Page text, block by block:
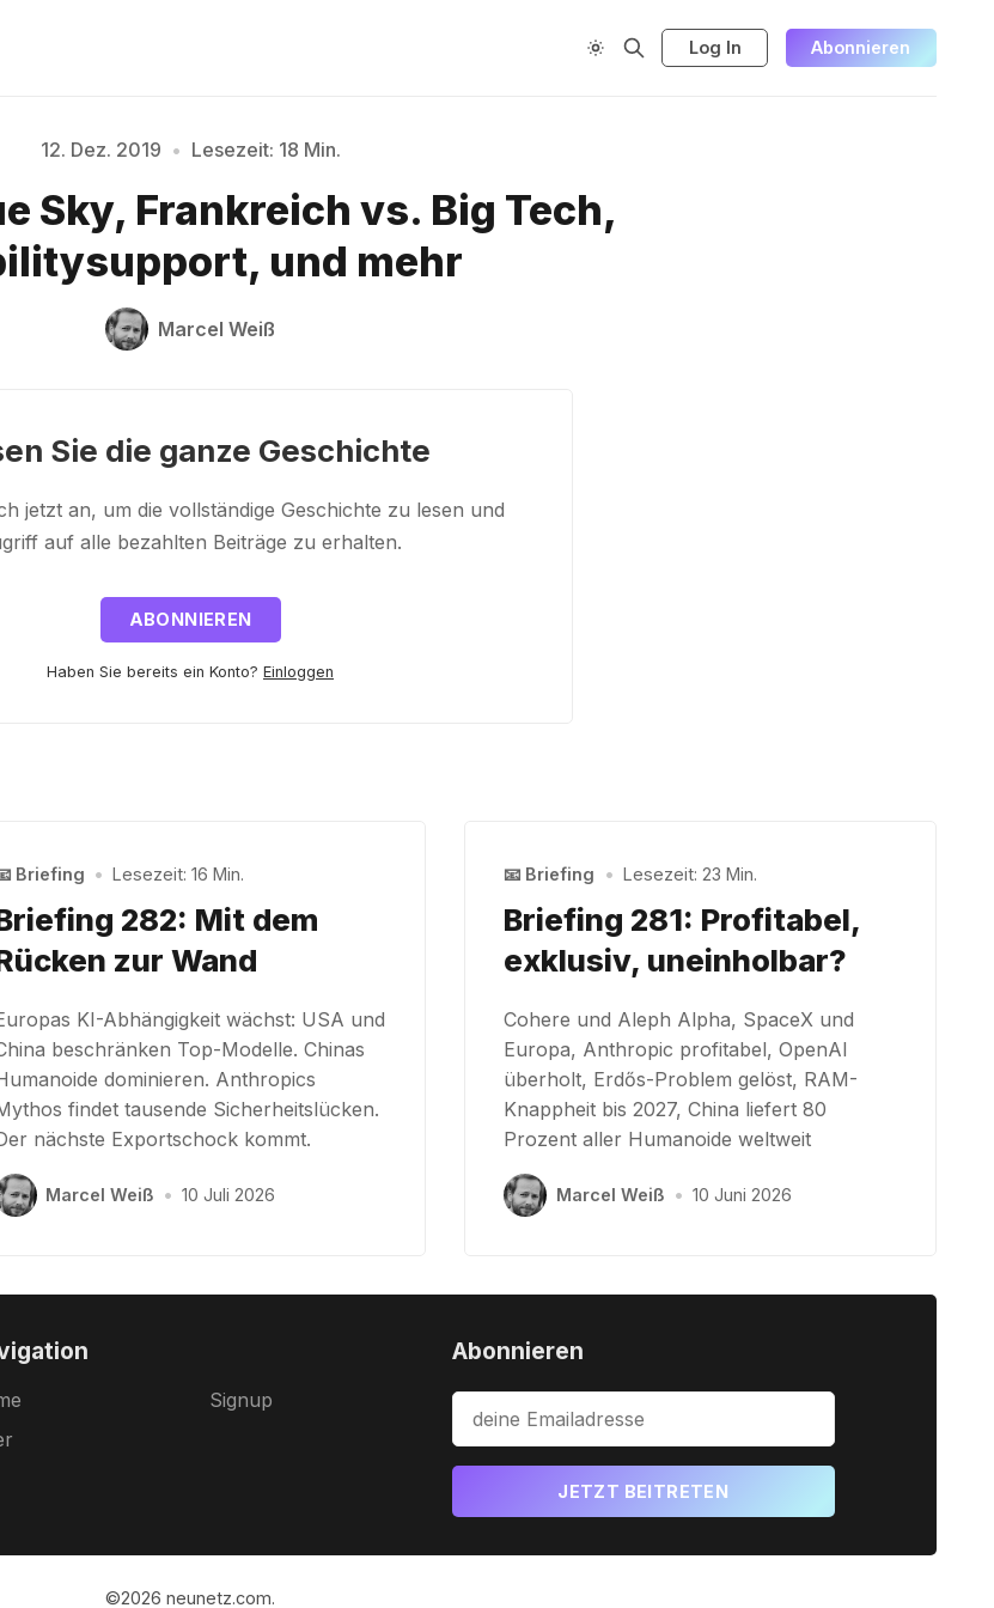
Log In Abonnieren
Bitte geben Sie mindestens 3 Zeichen ein
12. Dez. 2019 • Lesezeit: 18 Min.
Sky, Frankreich vs. Big Tech,
und mehr
Marcel Weiß
Sie die ganze Geschichte
jetzt an, um die vollständige Geschichte zu lesen und
auf alle bezahlten Beiträge zu erhalten.
ABONNIEREN
Haben Sie bereits ein Konto? Einloggen
Briefing • Lesezeit: 16 Min.
282: Mit dem
zur Wand
KI-Abhängigkeit wächst: USA und
beschränken Top-Modelle. Chinas
dominieren. Anthropics
findet tausende Sicherheitslücken.
nächste Exportschock kommt.
Marcel Weiß • 10 Juli 2026
📧 Briefing • Lesezeit: 23 Min.
Briefing 281: Profitabel,
exklusiv, uneinholbar?
Cohere und Aleph Alpha, SpaceX und
Europa, Anthropic profitabel, OpenAI
überholt, Erdős-Problem gelöst, RAM-
Knappheit bis 2027, China liefert 80
Prozent aller Humanoide weltweit
Marcel Weiß • 10 Juni 2026
Signup
Abonnieren
JETZT BEITRETEN
©2026 neunetz.com.